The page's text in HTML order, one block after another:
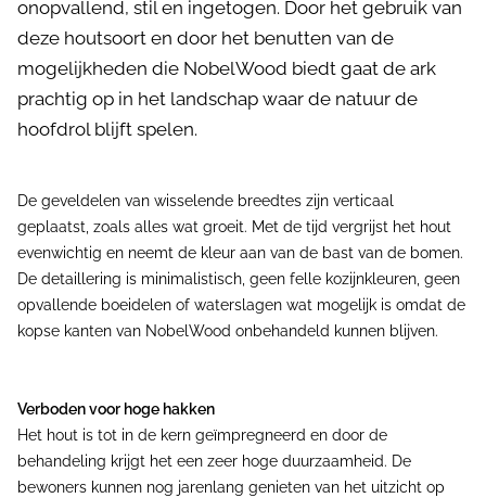
onopvallend, stil en ingetogen. Door het gebruik van
deze houtsoort en door het benutten van de
mogelijkheden die NobelWood biedt gaat de ark
prachtig op in het landschap waar de natuur de
hoofdrol blijft spelen.
De geveldelen van wisselende breedtes zijn verticaal
geplaatst, zoals alles wat groeit. Met de tijd vergrijst het hout
evenwichtig en neemt de kleur aan van de bast van de bomen.
De detaillering is minimalistisch, geen felle kozijnkleuren, geen
opvallende boeidelen of waterslagen wat mogelijk is omdat de
kopse kanten van NobelWood onbehandeld kunnen blijven.
Verboden voor hoge hakken
Het hout is tot in de kern geïmpregneerd en door de
behandeling krijgt het een zeer hoge duurzaamheid. De
bewoners kunnen nog jarenlang genieten van het uitzicht op